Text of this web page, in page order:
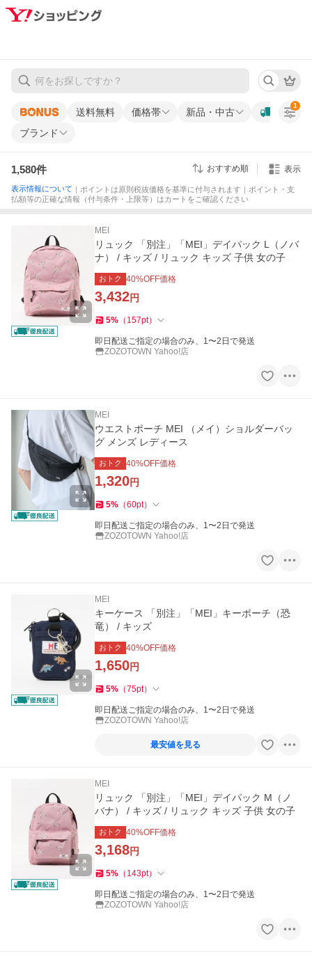
送料無料 価格帯
新品・中古
ブランド
1
1,580件 おすすめ順 表示
表示情報について ｜ポイントは原則税抜価格を基準に付与されます｜ポイント・支
払額等の正確な情報（付与条件・上限等）はカートをご確認ください
MEI
リュック 「別注」「MEI」デイパック L（ノバ
ナ） / キッズ / リュック キッズ 子供 女の子
おトク 40%OFF価格
3,432円
5% （ 157pt）
即日配送ご指定の場合のみ、1〜2日で発送
ZOZOTOWN Yahoo!店
MEI
ウエストポーチ MEI （メイ）ショルダーバッ
グ メンズ レディース
おトク 40%OFF価格
1,320円
5% （60pt）
即日配送ご指定の場合のみ、1〜2日で発送
ZOZOTOWN Yahoo!店
MEI
キーケース 「別注」「MEI」キーポーチ（恐
竜） / キッズ
おトク 40%OFF価格
1,650円
5% （75pt）
即日配送ご指定の場合のみ、1〜2日で発送
ZOZOTOWN Yahoo!店
最安値を見る
MEI
リュック 「別注」「MEI」デイパック M（ノ
バナ） / キッズ / リュック キッズ 子供 女の子
おトク 40%OFF価格
3,168円
5% （ 143pt）
即日配送ご指定の場合のみ、1〜2日で発送
ZOZOTOWN Yahoo!店